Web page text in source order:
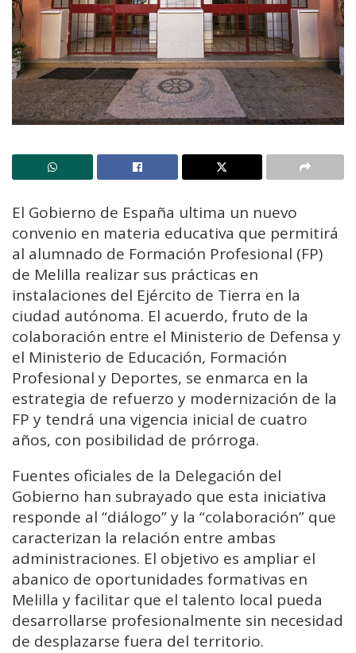
El Gobierno de España ultima un nuevo
convenio en materia educativa que permitirá
al alumnado de Formación Profesional (FP)
de Melilla realizar sus prácticas en
instalaciones del Ejército de Tierra en la
ciudad autónoma. El acuerdo, fruto de la
colaboración entre el Ministerio de Defensa y
el Ministerio de Educación, Formación
Profesional y Deportes, se enmarca en la
estrategia de refuerzo y modernización de la
FP y tendrá una vigencia inicial de cuatro
años, con posibilidad de prórroga.
Fuentes oficiales de la Delegación del
Gobierno han subrayado que esta iniciativa
responde al “diálogo” y la “colaboración” que
caracterizan la relación entre ambas
administraciones. El objetivo es ampliar el
abanico de oportunidades formativas en
Melilla y facilitar que el talento local pueda
desarrollarse profesionalmente sin necesidad
de desplazarse fuera del territorio.